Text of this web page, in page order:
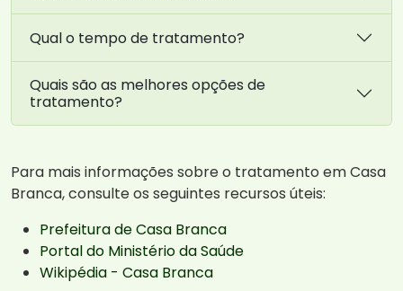
Qual o tempo de tratamento?
Quais são as melhores opções de
tratamento?
Para mais informações sobre o tratamento em Casa
Branca, consulte os seguintes recursos úteis:
Prefeitura de Casa Branca
Portal do Ministério da Saúde
Wikipédia - Casa Branca